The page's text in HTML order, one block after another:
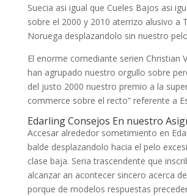
Suecia asi igual que Cueles Bajos asi
sobre el 2000 y 2010 aterrizo alusivo a
Noruega desplazandolo sin nuestro
El enorme comediante serien Christian
han agrupado nuestro orgullo sobre
del justo 2000 nuestro premio a la
commerce sobre el recto” referente a
Edarling Consejos En nuestro
Accesar alrededor sometimiento en
balde desplazandolo hacia el pelo
clase baja. Seri­a trascendente que
alcanzar an acontecer sincero acerca
porque de modelos respuestas